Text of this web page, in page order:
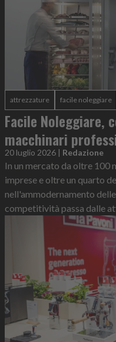
attrezzature facile noleggiare
Facile Noleggiare,
macchinari
20 luglio 2026 | Redazione
In un mercato da oltre 100
imprese e oltre un quarto
nell'ammodernamento
competitività passa dalle